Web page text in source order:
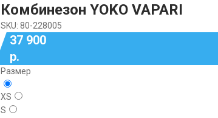
Комбинезон YOKO VAPARI
SKU: 80-228005
37 900
р.
Размер
XS
S